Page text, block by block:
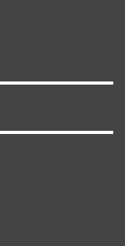
की पहली पसंद
मुर्रा नस्ल की भैंसें
भर में प्रसिद्ध हैं।